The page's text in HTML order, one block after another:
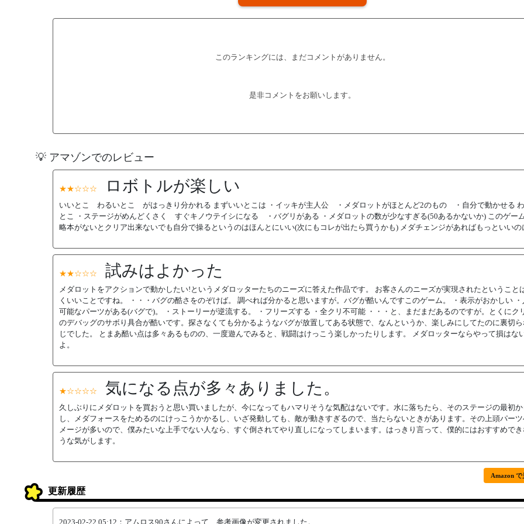
このランキングには、まだコメントがありません。
是非コメントをお願いします。
💡 アマゾンでのレビュー
★★☆☆☆ ロボトルが楽しい
いいとこ わるいとこ がはっきり分かれる まずいいとこは ・イッキが主人公 ・メダロットがほとんど2のもの ・自分で動かせる
とこ ・ステージがめんどくさく すぐキノウテイシになる ・バグリがある ・メダロットの数が少なすぎる(50あるかないか) このゲー
略本がないとクリア出来ないでも自分で操るというのはほんとにいい(次にもコレが出たら買うかも) メダチェンジがあればもっといいの
★★☆☆☆ 試みはよかった
メダロットをアクションで動かしたい!というメダロッターたちのニーズに答えた作品です。 お客さんのニーズが実現されたということ
くいいことですね。 ・・・バグの酷さをのぞけば。 調べれば分かると思いますが。バグが酷いんですこのゲーム。 ・表示がおかしい ・
可能なパーツがある(バグで)。 ・ストーリーが逆流する。 ・フリーズする ・全クリ不可能 ・・・と、まだまだあるのですが。とくにク
のデバッグのサボり具合が酷いです。探さなくても分かるようなバグが放置してある状態で、なんというか、楽しみにしてたのに裏切
じでした。 とまあ酷い点は多々あるものの、一度遊んでみると、戦闘はけっこう楽しかったりします。 メダロッターならやって損はな
よ。
★☆☆☆☆ 気になる点が多々ありました。
久しぶりにメダロットを買おうと思い買いましたが、今になってもハマりそうな気配はないです。水に落ちたら、そのステージの最初
し、メダフォースをためるのにけっこうかかるし、いざ発動しても、敵が動きすぎるので、当たらないときがあります。その上頭パー
メージが多いので、僕みたいな上手でない人なら、すぐ倒されてやり直しになってしまいます。はっきり言って、僕的にはおすすめでき
うな気がします。
Amazon
更新履歴
2023-02-22 05:12：アムロス90さんによって、参考画像が変更されました。